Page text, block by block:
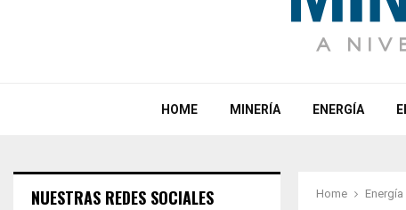
HOME MINERÍA ENERGÍA
Home Energía
NUESTRAS REDES SOCIALES